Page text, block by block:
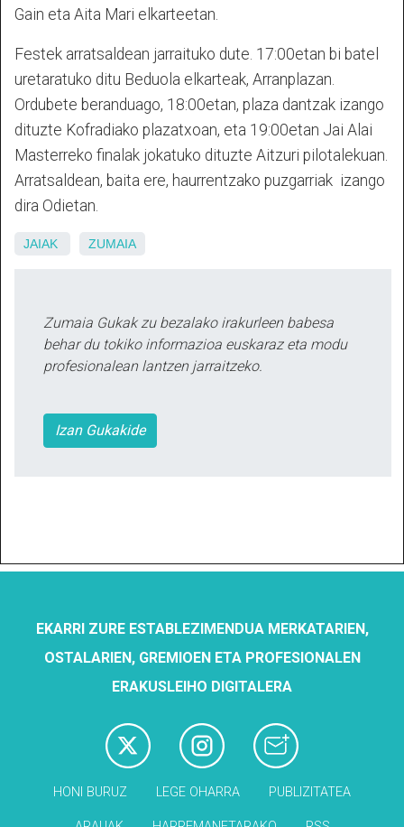
Gain eta Aita Mari elkarteetan.
Festek arratsaldean jarraituko dute. 17:00etan bi batel
uretaratuko ditu Beduola elkarteak, Arranplazan.
Ordubete beranduago, 18:00etan, plaza dantzak izango
dituzte Kofradiako plazatxoan, eta 19:00etan Jai Alai
Masterreko finalak jokatuko dituzte Aitzuri pilotalekuan.
Arratsaldean, baita ere, haurrentzako puzgarriak izango
dira Odietan.
JAIAK ZUMAIA
Zumaia Gukak zu bezalako irakurleen babesa
behar du tokiko informazioa euskaraz eta modu
profesionalean lantzen jarraitzeko.
Izan Gukakide
EKARRI ZURE ESTABLEZIMENDUA MERKATARIEN,
OSTALARIEN, GREMIOEN ETA PROFESIONALEN
ERAKUSLEIHO DIGITALERA
HONI BURUZ LEGE OHARRA PUBLIZITATEA